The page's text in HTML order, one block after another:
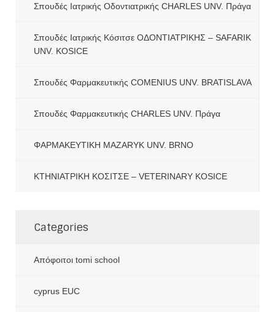
Σπουδές Ιατρικής Οδοντιατρικής CHARLES UNV. Πράγα
Σπουδές Ιατρικής Κόσιτσε ΟΔΟΝΤΙΑΤΡΙΚΗΣ – SAFARIK
UNV. KOSICE
Σπουδές Φαρμακευτικής COMENIUS UNV. BRATISLAVA
Σπουδές Φαρμακευτικής CHARLES UNV. Πράγα
ΦΑΡΜΑΚΕΥΤΙΚΗ MAZARYK UNV. BRNO
ΚΤΗΝΙΑΤΡΙΚΗ ΚΟΣΙΤΣΕ – VETERINARY KOSICE
Categories
Aπόφοιτοι tomi school
cyprus EUC